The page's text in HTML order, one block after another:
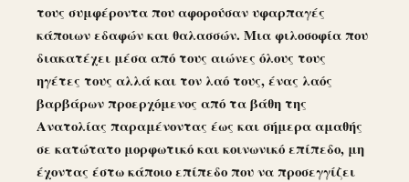
τους συμφέροντα που αφορούσαν υφαρπαγές
κάποιων εδαφών και θαλασσών. Μια φιλοσοφία που
διακατέχει μέσα από τους αιώνες όλους τους
ηγέτες τους αλλά και τον λαό τους, ένας λαός
βαρβάρων προερχόμενος από τα βάθη της
Ανατολίας παραμένοντας έως και σήμερα αμαθής
σε κατώτατο μορφωτικό και κοινωνικό επίπεδο, μη
έχοντας έστω κάποιο επίπεδο που να προσεγγίζει